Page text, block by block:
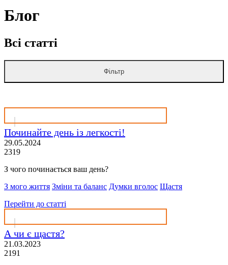
Блог
Всі статті
Фільтр
Починайте день із легкості!
29.05.2024
2319
З чого починається ваш день?
З мого життя Зміни та баланс Думки вголос Щастя
Перейти до статті
А чи є щастя?
21.03.2023
2191